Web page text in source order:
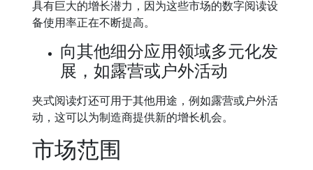
具有巨大的增长潜力，因为这些市场的数字阅读设
备使用率正在不断提高。
向其他细分应用领域多元化发
展，如露营或户外活动
夹式阅读灯还可用于其他用途，例如露营或户外活
动，这可以为制造商提供新的增长机会。
市场范围